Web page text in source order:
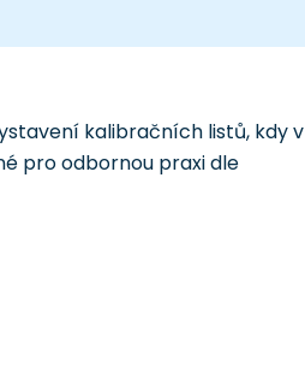
kalibračních listů, kdy v
pro odbornou praxi dle